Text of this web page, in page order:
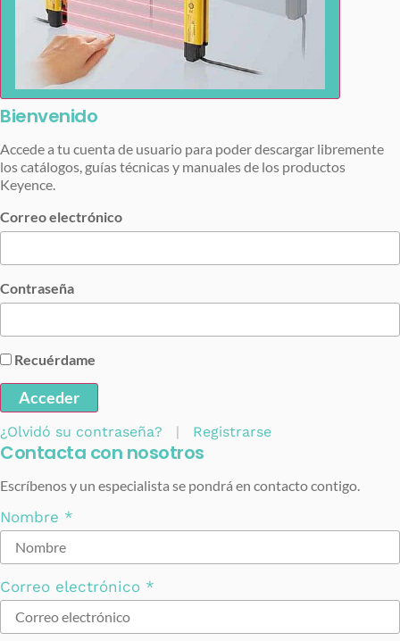
Bienvenido
Accede a tu cuenta de usuario para poder descargar libremente
los catálogos, guías técnicas y manuales de los productos
Keyence.
Correo electrónico
Contraseña
Recuérdame
Acceder
¿Olvidó su contraseña? | Registrarse
Contacta con nosotros
Escríbenos y un especialista se pondrá en contacto contigo.
Nombre *
Correo electrónico *